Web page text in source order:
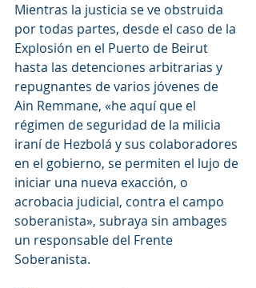
Mientras la justicia se ve obstruida
por todas partes, desde el caso de la
Explosión en el Puerto de Beirut
hasta las detenciones arbitrarias y
repugnantes de varios jóvenes de
Ain Remmane, «he aquí que el
régimen de seguridad de la milicia
iraní de Hezbolá y sus colaboradores
en el gobierno, se permiten el lujo de
iniciar una nueva exacción, o
acrobacia judicial, contra el campo
soberanista», subraya sin ambages
un responsable del Frente
Soberanista.